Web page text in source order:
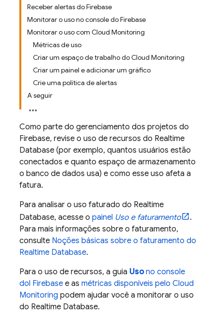
Receber alertas do Firebase
Monitorar o uso no console do Firebase
Monitorar o uso com Cloud Monitoring
Métricas de uso
Criar um espaço de trabalho do Cloud Monitoring
Criar um painel e adicionar um gráfico
Crie uma política de alertas
A seguir
Como parte do gerenciamento dos projetos do
Firebase, revise o uso de recursos do Realtime
Database (por exemplo, quantos usuários estão
conectados e quanto espaço de armazenamento
o banco de dados usa) e como esse uso afeta a
fatura.
Para analisar o uso faturado do Realtime
Database, acesse o painel Uso e faturamento
.
Para mais informações sobre o faturamento,
consulte Noções básicas sobre o faturamento do
Realtime Database.
Para o uso de recursos, a guia Usono console
dol Firebase e as métricas disponíveis pelo Cloud
Monitoring podem ajudar você a monitorar o uso
do Realtime Database.